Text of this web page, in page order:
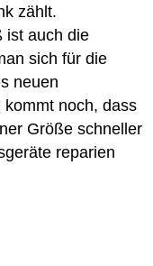
zählt.
ist auch die
sich für die
neuen
noch, dass
Größe schneller
reparien